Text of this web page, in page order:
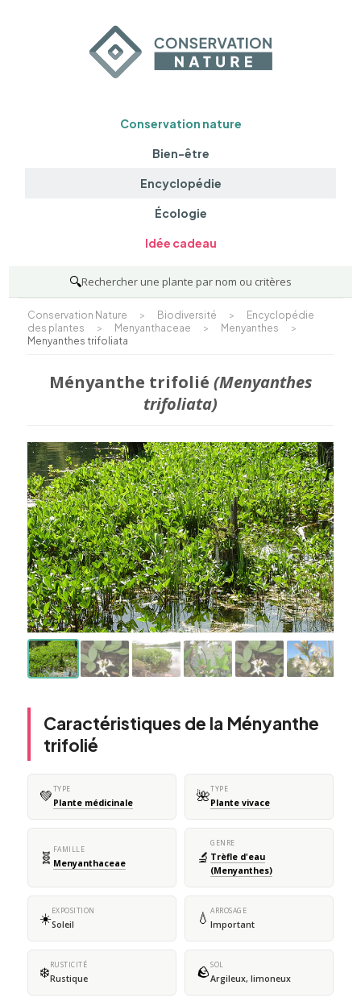
Conservation nature
Bien-être
Encyclopédie
Écologie
Idée cadeau
🔍Rechercher une plante par nom ou critères
Conservation Nature > Biodiversité >
Encyclopédie
des plantes
> Menyanthaceae > Menyanthes
>
Menyanthes trifoliata
Ményanthe trifolié (Menyanthes
trifoliata)
Caractéristiques de la Ményanthe
trifolié
💚TYPE
Plante médicinale 🌺TYPE
Plante vivace
🧬 FAMILLE
Menyanthaceae 🔬
GENRE
Trèfle d'eau
(Menyanthes)
☀️EXPOSITION
Soleil 💧 ARROSAGE
Important
❄️RUSTICITÉ
Rustique 🪨SOL
Argileux, limoneux